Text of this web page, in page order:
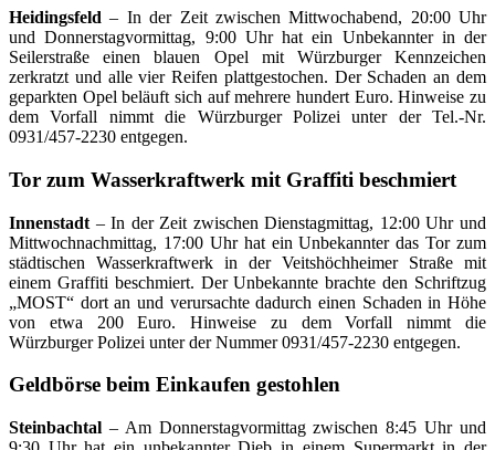
Heidingsfeld – In der Zeit zwischen Mittwochabend, 20:00 Uhr
und Donnerstagvormittag, 9:00 Uhr hat ein Unbekannter in der
Seilerstraße einen blauen Opel mit Würzburger Kennzeichen
zerkratzt und alle vier Reifen plattgestochen. Der Schaden an dem
geparkten Opel beläuft sich auf mehrere hundert Euro. Hinweise zu
dem Vorfall nimmt die Würzburger Polizei unter der Tel.-Nr.
0931/457-2230 entgegen.
Tor zum Wasserkraftwerk mit Graffiti beschmiert
Innenstadt – In der Zeit zwischen Dienstagmittag, 12:00 Uhr und
Mittwochnachmittag, 17:00 Uhr hat ein Unbekannter das Tor zum
städtischen Wasserkraftwerk in der Veitshöchheimer Straße mit
einem Graffiti beschmiert. Der Unbekannte brachte den Schriftzug
„MOST“ dort an und verursachte dadurch einen Schaden in Höhe
von etwa 200 Euro. Hinweise zu dem Vorfall nimmt die
Würzburger Polizei unter der Nummer 0931/457-2230 entgegen.
Geldbörse beim Einkaufen gestohlen
Steinbachtal – Am Donnerstagvormittag zwischen 8:45 Uhr und